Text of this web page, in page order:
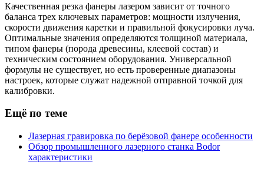
Качественная резка фанеры лазером зависит от точного
баланса трех ключевых параметров: мощности излучения,
скорости движения каретки и правильной фокусировки луча.
Оптимальные значения определяются толщиной материала,
типом фанеры (порода древесины, клеевой состав) и
техническим состоянием оборудования. Универсальной
формулы не существует, но есть проверенные диапазоны
настроек, которые служат надежной отправной точкой для
калибровки.
Ещё по теме
Лазерная гравировка по берёзовой фанере особенности
Обзор промышленного лазерного станка Bodor
характеристики